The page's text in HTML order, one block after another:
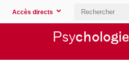
Accès directs
Psychologie